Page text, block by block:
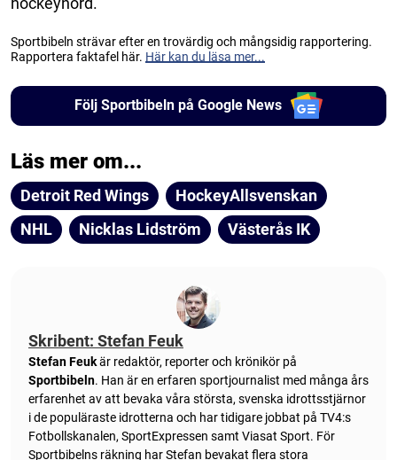
Sportbibeln strävar efter en trovärdig och mångsidig rapportering.
Rapportera faktafel här. Här kan du läsa mer...
Följ Sportbibeln på Google News
Läs mer om...
Detroit Red Wings
HockeyAllsvenskan
NHL
Nicklas Lidström Västerås IK
Skribent: Stefan Feuk
Stefan Feukär redaktör, reporter och krönikör på
Sportbibeln. Han är en erfaren sportjournalist med många års
erfarenhet av att bevaka våra största, svenska idrottsstjärnor
i de populäraste idrotterna och har tidigare jobbat på TV4:s
Fotbollskanalen, SportExpressen samt Viasat Sport. För
Sportbibelns räkning har Stefan bevakat flera stora